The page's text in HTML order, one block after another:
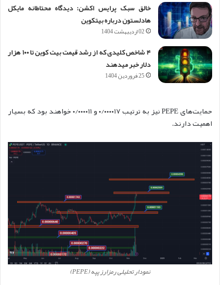
خالق سبک پرایس اکشن: دیدگاه محتاطانه مایکل
هادلستون درباره بیتکوین
02 اردیبهشت 1404
۴ شاخص کلیدی که از رشد قیمت بیت کوین تا ۱۰۰ هزار
دلار خبر می‎دهند
25 فروردین 1404
حمایت‌های PEPE نیز به ترتیب ۰/۰۰۰۰۱۷ و ۰/۰۰۰۰۱۱ خواهند بود که بسیار
اهمیت دارند.
نمودار تحلیلی رمزارز پپه (PEPE)